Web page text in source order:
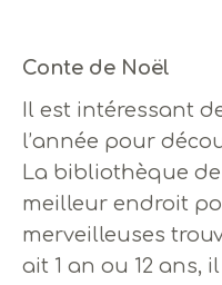
Conte de Noël
Il est intéressant
l’année pour
La bibliothèque
meilleur endroit
merveilleuses
ait 1 an ou 12 ans,